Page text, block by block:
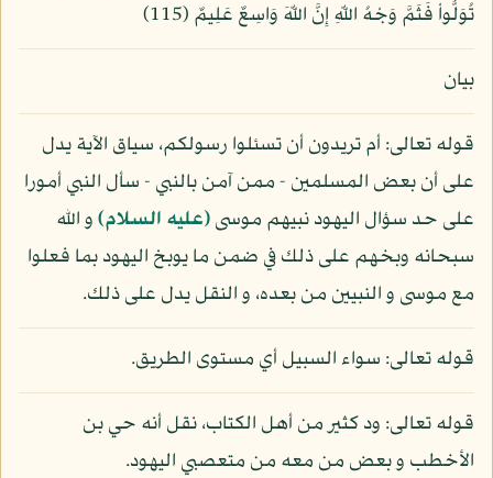
تُوَلُّواْ فَثَمَّ وَجْهُ اللّهِ إِنَّ اللّهَ وَاسِعٌ عَلِيمٌ (115)
بيان
قوله تعالى: أم تريدون أن تسئلوا رسولكم، سياق الآية يدل
على أن بعض المسلمين - ممن آمن بالنبي - سأل النبي أمورا
على حد سؤال اليهود نبيهم موسى(عليه السلام)و الله
سبحانه وبخهم على ذلك في ضمن ما يوبخ اليهود بما فعلوا
مع موسى و النبيين من بعده، و النقل يدل على ذلك.
قوله تعالى: سواء السبيل أي مستوى الطريق.
قوله تعالى: ود كثير من أهل الكتاب، نقل أنه حي بن
الأخطب و بعض من معه من متعصبي اليهود.